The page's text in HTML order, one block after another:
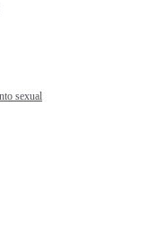
sexual